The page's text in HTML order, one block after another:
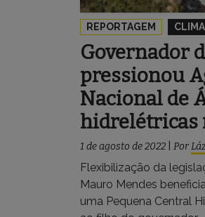
REPORTAGEM CLIMA
Governador
pressionou
Nacional de
hidrelétricas
1 de agosto de 2022 Por
Flexibilização da
Mauro Mendes
uma Pequena Central